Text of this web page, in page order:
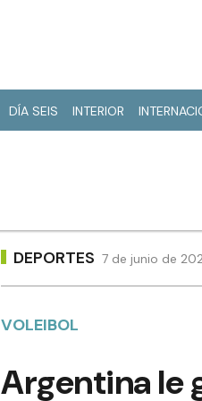
DÍA SEIS INTERIOR
DEPORTES 7 de junio de
VOLEIBOL
Argentina le